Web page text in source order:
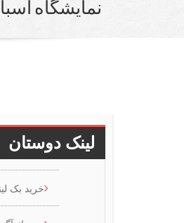
نمایشگاه
لینک دوستان
خرید بک